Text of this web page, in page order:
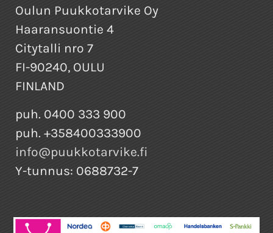
Oulun Puukkotarvike Oy
Haaransuontie 4
Citytalli nro 7
FI-90240, OULU
FINLAND
puh. 0400 333 900
puh. +358400333900
info@puukkotarvike.fi
Y-tunnus: 0688732-7